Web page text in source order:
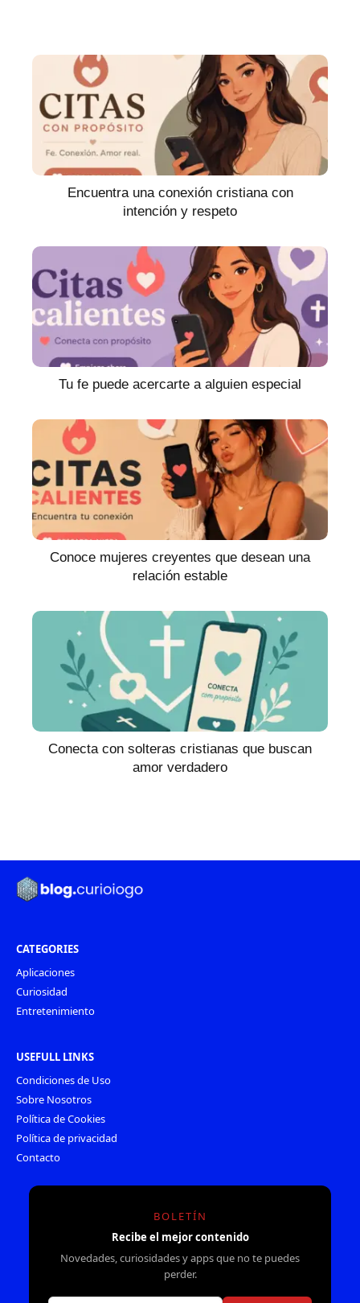
Encuentra una conexión cristiana con
intención y respeto
Tu fe puede acercarte a alguien especial
Conoce mujeres creyentes que desean una
relación estable
Conecta con solteras cristianas que buscan
amor verdadero
CATEGORIES
Aplicaciones
Curiosidad
Entretenimiento
USEFULL LINKS
Condiciones de Uso
Sobre Nosotros
Política de Cookies
Política de privacidad
Contacto
BOLETÍN
Recibe el mejor contenido
Novedades, curiosidades y apps que no te puedes
perder.